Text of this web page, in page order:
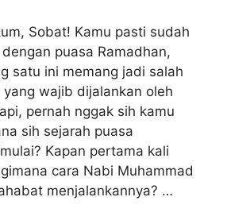
Sobat! Kamu pasti sudah
puasa Ramadhan,
satu ini memang jadi salah
wajib dijalankan oleh
pernah nggak sih kamu
sih sejarah puasa
Kapan pertama kali
cara Nabi Muhammad
menjalankannya? …